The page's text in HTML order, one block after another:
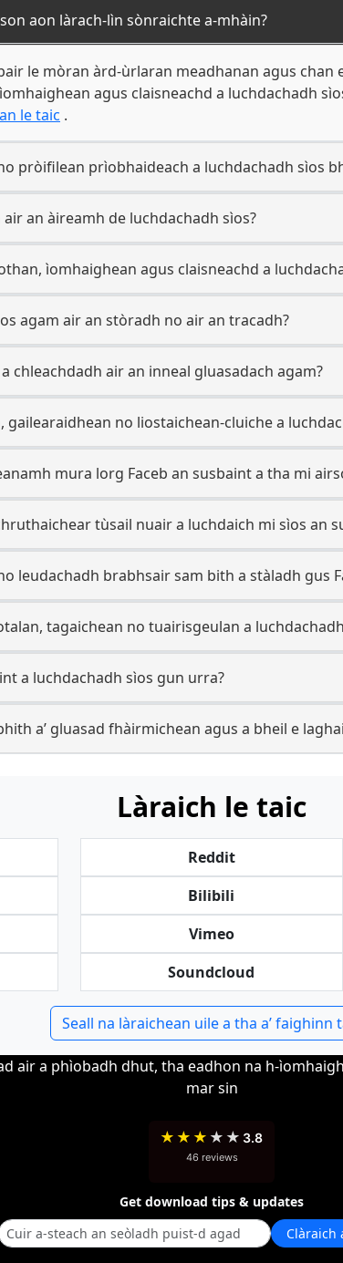
aon làrach-lìn sònraichte a-mhàin?
le mòran àrd-ùrlaran meadhanan agus chan
agus claisneachd a luchdachadh
le taic .
pròifilean prìobhaideach a luchdachadh sìos
an àireamh de luchdachadh sìos?
ìomhaighean agus claisneachd a
agam air an stòradh no air an tracadh?
chleachdadh air an inneal gluasadach agam?
no liostaichean-cluiche a
mura lorg Faceb an susbaint a tha mi
tùsail nuair a luchdaich mi sìos an
leudachadh brabhsair sam bith a stàladh gus
tagaichean no tuairisgeulan a
a luchdachadh sìos gun urra?
a’ gluasad fhàirmichean agus a bheil e
Làraich le taic
Reddit
Bilibili
Vimeo
Soundcloud
Seall na làraichean uile a tha a’ faighinn
air a phìobadh dhut, tha eadhon na h-
mar sin
★ ★ ★ ★ ★ 3.8
46 reviews
Get download tips & updates
Clàraich